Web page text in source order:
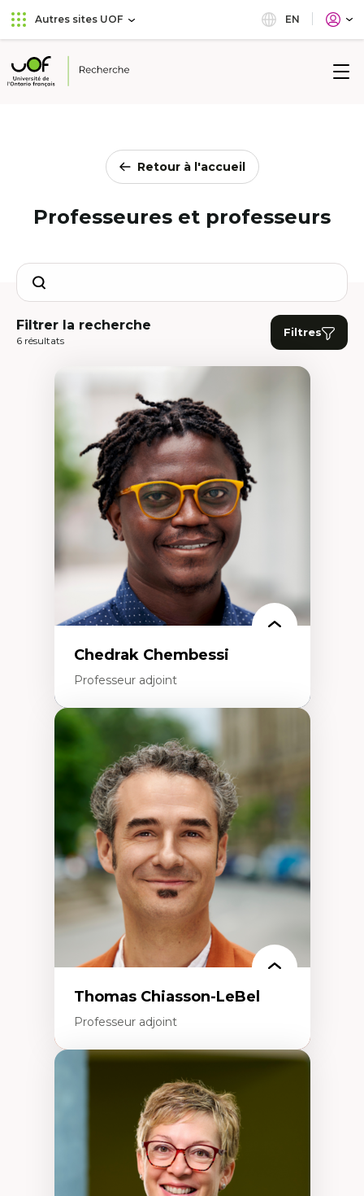
Aller
au
principal
Passer
au
Autres sites UOF EN
Université
Retour à l'accueil
Professeures et professeurs
Search
Filtrer la recherche
6 résultats
Filtres
Chedrak Chembessi
Professeur adjoint
Économie circulaire
Modèles d’affaires durables
Histoire des faits économiques
Gestion durable des ressources naturelles
Écologie industrielle
Aménagement durable du territoire
Développement régional
Coopératives
Télétravail en milieu rural francophone
Transition socio-écologique
Thomas Chiasson-LeBel
Professeur adjoint
Théories du développement
Économie politique comparée
Élites économiques
Sociologie économique
Extractivisme
Classes sociales
Mouvements sociaux
Théories de l’État